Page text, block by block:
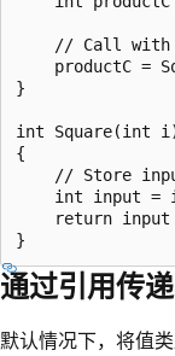
// Call
productC =
}
int Square(int
{
// Store
int input =
return input
通过引用传
默认情况下，将值